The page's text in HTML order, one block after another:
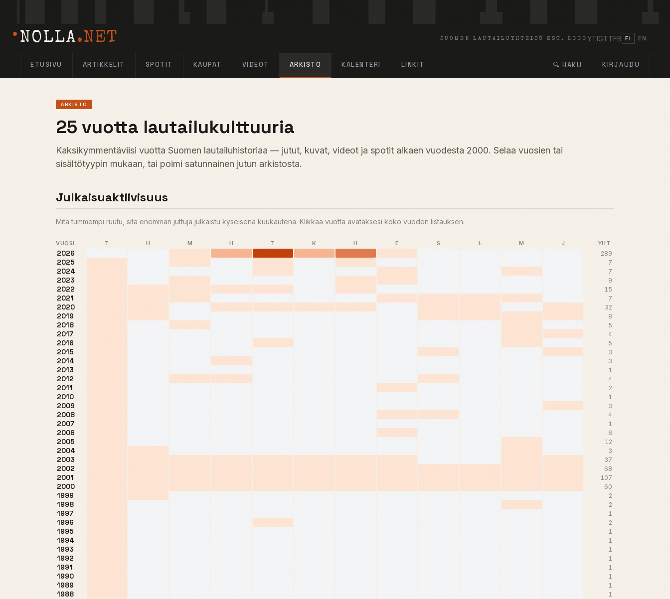
NOLLA.NET SUOMEN LAUTAILUYHTEISÖ EST. 2000 YTIGTTFB FI EN
ETUSIVU ARTIKKELIT SPOTIT KAUPAT VIDEOT ARKISTO KALENTERI LINKIT 🔍 HAKU KIRJAUDU
ARKISTO
25 vuotta lautailukulttuuria
Kaksikymmentäviisi vuotta Suomen lautailuhistoriaa — jutut, kuvat, videot ja spotit alkaen vuodesta 2000. Selaa vuosien tai
sisältötyypin mukaan, tai poimi satunnainen jutun arkistosta.
Julkaisuaktiivisuus
Mitä tummempi ruutu, sitä enemmän juttuja julkaistu kyseisenä kuukautena. Klikkaa vuotta avataksesi koko vuoden listauksen.
VUOSI T H M H T K H E S L M J YHT.
2026 289
2025 7
2024 7
2023 9
2022 15
2021 7
2020 32
2019 8
2018 5
2017 4
2016 5
2015 3
2014 3
2013 1
2012 4
2011 2
2010 1
2009 3
2008 4
2007 1
2006 8
2005 12
2004 3
2003 37
2002 68
2001 107
2000 60
1999 2
1998 2
1997 1
1996 2
1995 1
1994 1
1993 1
1992 1
1991 1
1990 1
1989 1
1988 1